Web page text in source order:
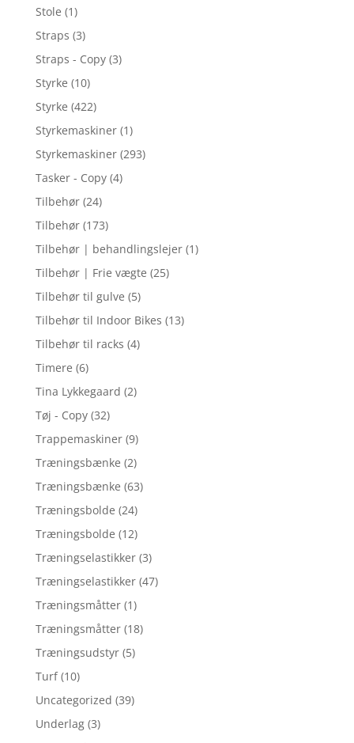
Stole (1)
Straps (3)
Straps - Copy (3)
Styrke (10)
Styrke (422)
Styrkemaskiner (1)
Styrkemaskiner (293)
Tasker - Copy (4)
Tilbehør (24)
Tilbehør (173)
Tilbehør | behandlingslejer (1)
Tilbehør | Frie vægte (25)
Tilbehør til gulve (5)
Tilbehør til Indoor Bikes (13)
Tilbehør til racks (4)
Timere (6)
Tina Lykkegaard (2)
Tøj - Copy (32)
Trappemaskiner (9)
Træningsbænke (2)
Træningsbænke (63)
Træningsbolde (24)
Træningsbolde (12)
Træningselastikker (3)
Træningselastikker (47)
Træningsmåtter (1)
Træningsmåtter (18)
Træningsudstyr (5)
Turf (10)
Uncategorized (39)
Underlag (3)